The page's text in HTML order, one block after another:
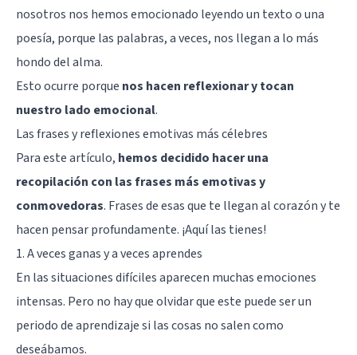
nosotros nos hemos emocionado leyendo un texto o una
poesía, porque las palabras, a veces, nos llegan a lo más
hondo del alma.
Esto ocurre porque nos hacen reflexionar y tocan
nuestro lado emocional.
Las frases y reflexiones emotivas más célebres
Para este artículo, hemos decidido hacer una
recopilación con las frases más emotivas y
conmovedoras. Frases de esas que te llegan al corazón y te
hacen pensar profundamente. ¡Aquí las tienes!
1. A veces ganas y a veces aprendes
En las situaciones difíciles aparecen muchas emociones
intensas. Pero no hay que olvidar que este puede ser un
periodo de aprendizaje si las cosas no salen como
deseábamos.